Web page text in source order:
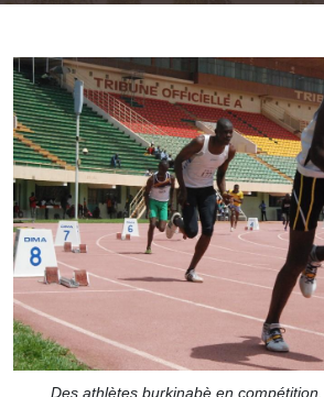
Des athlètes burkinabè en